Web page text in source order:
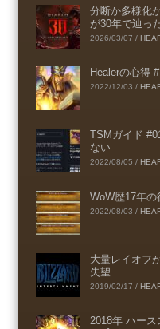
分断か多様化
が30年で辿っ
2026/03/07 /
Healerの心得
2022/12/03 /
TSMガイド
ない
2022/08/05 /
WoW歴17年の
2022/08/03 /
大量レイオフ
失望
2019/02/17 /
2018年 ハース